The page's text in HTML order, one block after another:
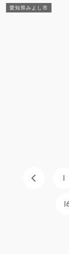
愛知県みよし市
1